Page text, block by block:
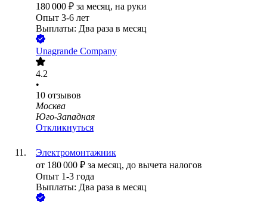
180 000 ₽ за месяц, на руки
Опыт 3-6 лет
Выплаты: Два раза в месяц
Unagrande Company
4.2
•
10 отзывов
Москва
Юго-Западная
Откликнуться
Электромонтажник
от 180 000 ₽ за месяц, до вычета налогов
Опыт 1-3 года
Выплаты: Два раза в месяц